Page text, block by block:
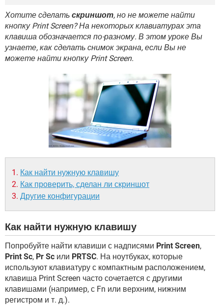
ВИДЕО GOOGLE
YANDEX
WINDOWS 10
ВИДЕО GOOGLE
WHATSAPP INSTAGRAM
FACEBOOK ИГРЫ
WINDOWS 10 ВКОНТАКТЕ
ВИДЕО GOOGLE
WHATSAPP INSTAGRAM
GOOGLE
Хотите сделать скриншот, но не можете найти
кнопку Print Screen? На некоторых клавиатурах эта
клавиша обозначается по-разному. В этом уроке Вы
узнаете, как сделать снимок экрана, если Вы не
можете найти кнопку Print Screen.
Как найти нужную клавишу
Как проверить, сделан ли скриншот
Другие конфигурации
Как найти нужную клавишу
Попробуйте найти клавиши с надписями Print Screen,
Print Sc, Pr Sc или PRTSC. На ноутбуках, которые
используют клавиатуру с компактным расположением,
клавиша Print Screen часто сочетается с другими
клавишами (например, с Fn или верхним, нижним
регистром и т. д.).